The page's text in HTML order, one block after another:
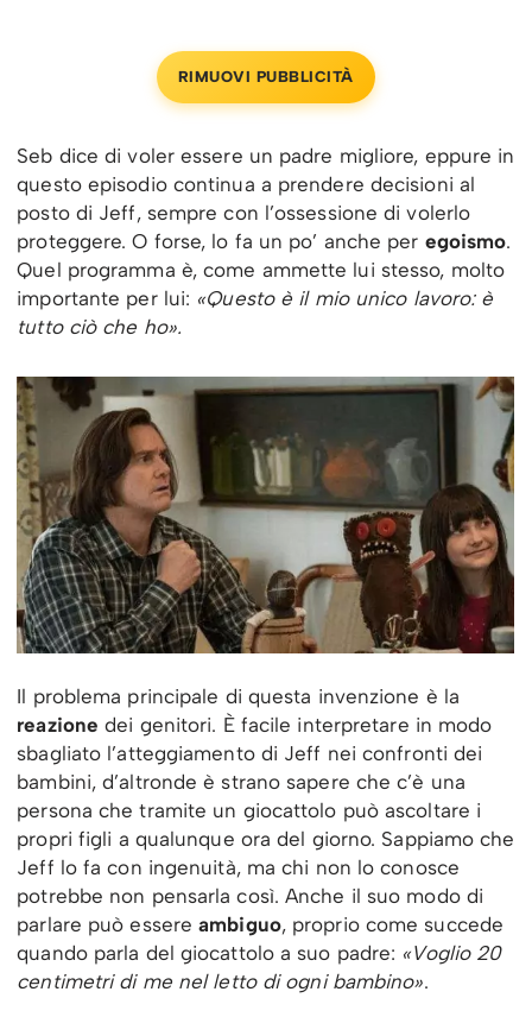
RIMUOVI PUBBLICITÀ
Seb dice di voler essere un padre migliore, eppure in
questo episodio continua a prendere decisioni al
posto di Jeff, sempre con l’ossessione di volerlo
proteggere. O forse, lo fa un po’ anche per egoismo.
Quel programma è, come ammette lui stesso, molto
importante per lui: «Questo è il mio unico lavoro: è
tutto ciò che ho».
Il problema principale di questa invenzione è la
reazione dei genitori. È facile interpretare in modo
sbagliato l’atteggiamento di Jeff nei confronti dei
bambini, d’altronde è strano sapere che c’è una
persona che tramite un giocattolo può ascoltare i
propri figli a qualunque ora del giorno. Sappiamo che
Jeff lo fa con ingenuità, ma chi non lo conosce
potrebbe non pensarla così. Anche il suo modo di
parlare può essereambiguo, proprio come succede
quando parla del giocattolo a suo padre: «Voglio 20
centimetri di me nel letto di ogni bambino».